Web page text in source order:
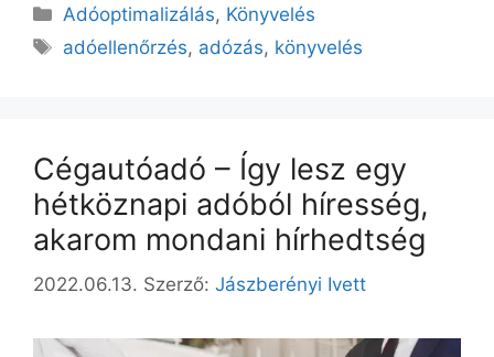
Adóoptimalizálás, Könyvelés
adóellenőrzés, adózás, könyvelés
Cégautóadó – Így lesz egy
hétköznapi adóból híresség,
akarom mondani hírhedtség
2022.06.13. Szerző: Jászberényi Ivett